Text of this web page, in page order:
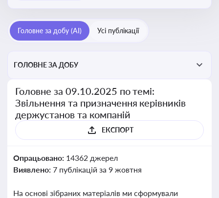
Головне за добу (AI) Усі публікації
ГОЛОВНЕ ЗА ДОБУ
Головне за 09.10.2025 по темі:
Звільнення та призначення керівників
держустанов та компаній
ЕКСПОРТ
Опрацьовано: 14362 джерел
Виявлено: 7 публікацій за 9 жовтня
На основі зібраних матеріалів ми сформували